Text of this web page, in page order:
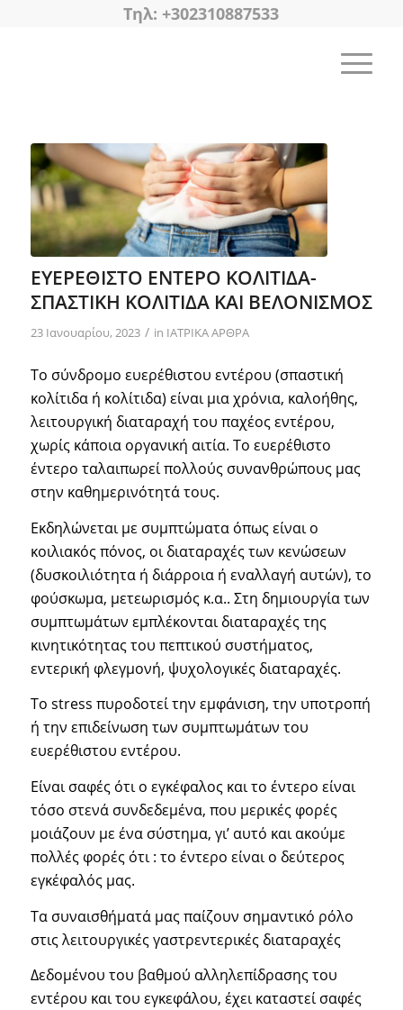
Tηλ: +302310887533
ΕΥΕΡΕΘΙΣΤΟ ΕΝΤΕΡΟ ΚΟΛΙΤΙΔΑ-
ΣΠΑΣΤΙΚΗ ΚΟΛΙΤΙΔΑ ΚΑΙ ΒΕΛΟΝΙΣΜΟΣ
23 Ιανουαρίου, 2023 / in ΙΑΤΡΙΚΑ ΑΡΘΡΑ
Το σύνδρομο ευερέθιστου εντέρου (σπαστική
κολίτιδα ή κολίτιδα) είναι μια χρόνια, καλοήθης,
λειτουργική διαταραχή του παχέος εντέρου,
χωρίς κάποια οργανική αιτία. Το ευερέθιστο
έντερο ταλαιπωρεί πολλούς συνανθρώπους μας
στην καθημερινότητά τους.
Εκδηλώνεται με συμπτώματα όπως είναι ο
κοιλιακός πόνος, οι διαταραχές των κενώσεων
(δυσκοιλιότητα ή διάρροια ή εναλλαγή αυτών), το
φούσκωμα, μετεωρισμός κ.α.. Στη δημιουργία των
συμπτωμάτων εμπλέκονται διαταραχές της
κινητικότητας του πεπτικού συστήματος,
εντερική φλεγμονή, ψυχολογικές διαταραχές.
Το stress πυροδοτεί την εμφάνιση, την υποτροπή
ή την επιδείνωση των συμπτωμάτων του
ευερέθιστου εντέρου.
Είναι σαφές ότι ο εγκέφαλος και το έντερο είναι
τόσο στενά συνδεδεμένα, που μερικές φορές
μοιάζουν με ένα σύστημα, γι’ αυτό και ακούμε
πολλές φορές ότι : το έντερο είναι ο δεύτερος
εγκέφαλός μας.
Τα συναισθήματά μας παίζουν σημαντικό ρόλο
στις λειτουργικές γαστρεντερικές διαταραχές
Δεδομένου του βαθμού αλληλεπίδρασης του
εντέρου και του εγκεφάλου, έχει καταστεί σαφές